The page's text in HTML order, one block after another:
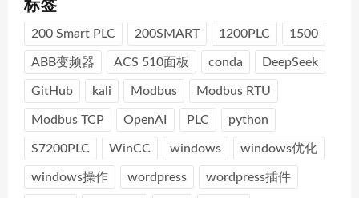
标签
200 Smart PLC 200SMART 1200PLC 1500
ABB变频器 ACS 510面板 conda DeepSeek
GitHub kali Modbus Modbus RTU
Modbus TCP OpenAI PLC python
S7200PLC WinCC windows windows优化
windows操作 wordpress wordpress插件